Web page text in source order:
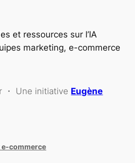
et ressources sur l’IA
marketing, e-commerce
・ Une initiative Eugène
commerce